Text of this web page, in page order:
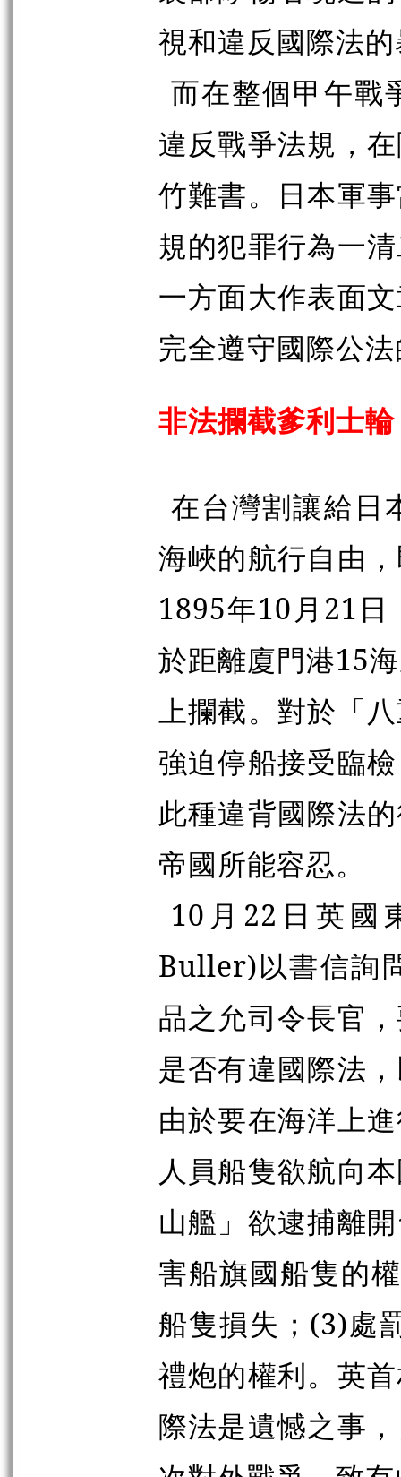
視和違反國際法
而在整個甲午戰
違反戰爭法規，
竹難書。日本軍
規的犯罪行為一
一方面大作表面
完全遵守國際公
非法攔截爹利士輪
在台灣割讓給日
海峽的航行自由
1895年10月21
於距離廈門港15
上攔截。對於「
強迫停船接受臨
此種違背國際法
帝國所能容忍。
10月22日英國
Buller)以書信詢
品之允司令長官
是否有違國際法
由於要在海洋上
人員船隻欲航向
山艦」欲逮捕離
害船旗國船隻的
船隻損失；(3)處
禮炮的權利。英
際法是遺憾之事